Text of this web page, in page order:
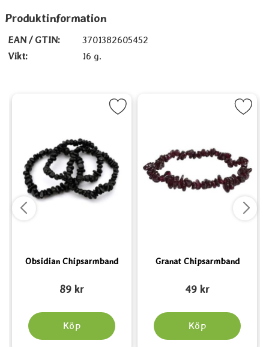
Produktinformation
EAN / GTIN:
3701382605452
Vikt:
16 g.
Obsidian Chipsarmband
Art. nr 619089 kr
Köp
Markera Obsidian Chipsarmband som favorit
Granat Chipsarmband
Art. nr 489249 kr
Köp
Markera Granat